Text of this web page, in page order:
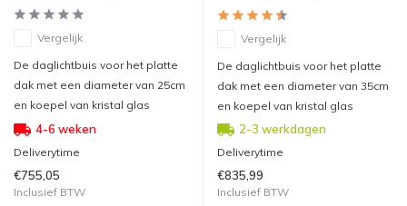
Vergelijk
De daglichtbuis voor het platte
dak met een diameter van 25cm
en koepel van kristal glas
4-6 weken
Deliverytime
€755,05
Inclusief BTW
Vergelijk
De daglichtbuis voor het platte
dak met een diameter van 35cm
en koepel van kristal glas
2-3 werkdagen
Deliverytime
€835,99
Inclusief BTW